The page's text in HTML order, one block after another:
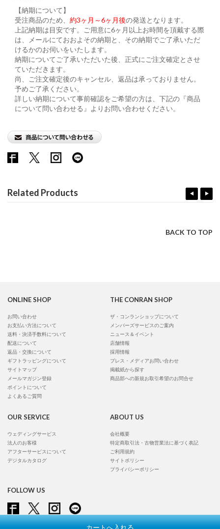
【納期について】
受注商品のため、 約3ヶ月～6ヶ月後の発送となります。
上記納期は目安です。ご用意に6ヶ月以上お時間を頂戴する際
は、メールにておおよその納期と、その納期でご了承いただ
けるかのお伺いをいたします。
納期についてご了承いただいた後、正式にご注文確定とさせ
ていただきます。
尚、ご注文確定後のキャンセル、返品は承っておりません。
予めご了承ください。
詳しい納期について事前確認をご希望の方は、下記の『商品
について問い合わせる』よりお問い合わせください。
カートへ入れる
Related Products
BACK TO TOP
ONLINE SHOP
お問い合わせ
お支払い方法について
送料・決済手数料について
配送について
返品・交換について
ギフトラッピングについて
サイトマップ
メールマガジン登録
ポイントについて
よくあるご質問
THE CONRAN SHOP
ザ・コンランショップについて
メンバーズサービスのご案内
ニュース＆イベント
店舗情報
採用情報
プレス・メディアお問い合わせ
掲載紙から探す
商品部への新規お取引希望のお問合せ
OUR SERVICE
ウェディングサービス
法人のお客様
アフターサービスについて
デジタルカタログ
ABOUT US
会社概要
特定商取引法・古物営業法に基づく表記
ご利用規約
サイトポリシー
プライバシーポリシー
FOLLOW US